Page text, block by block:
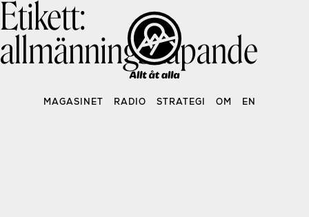
Skip
MAGASINET RADIO STRATEGI OM EN
Etikett:
allmänningskapande